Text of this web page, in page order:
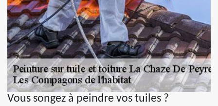
Vous songez à peindre vos tuiles ?